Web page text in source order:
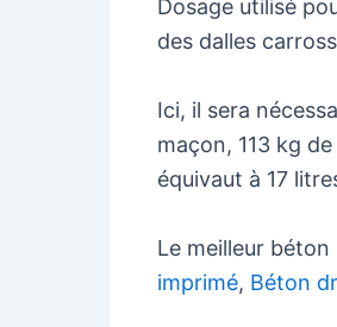
Dosage utilisé
des dalles
Ici, il sera
maçon, 113 kg
équivaut à 17
Le meilleur
imprimé, Béton